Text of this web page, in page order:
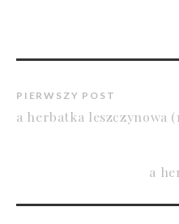
PIERWSZY POST
a herbatka leszczynowa
a